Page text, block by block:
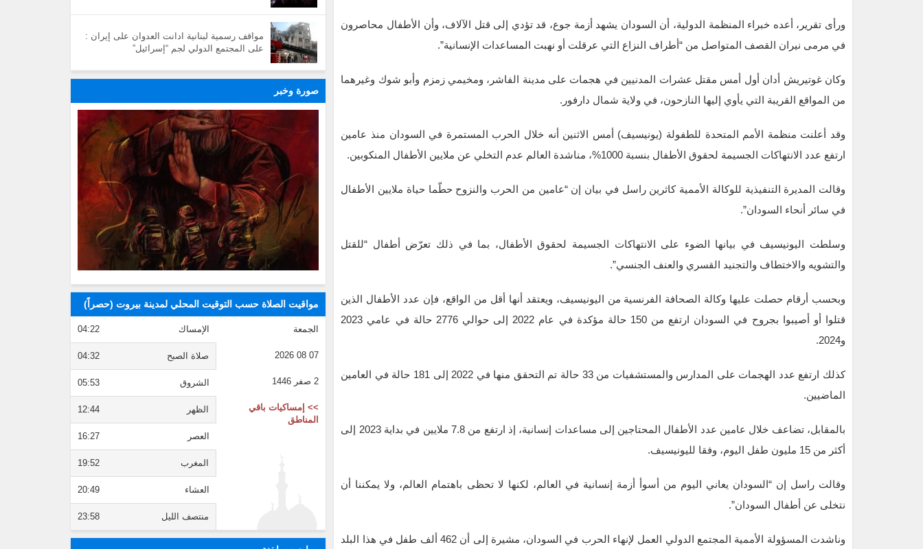
ورأى تقرير، أعده خبراء المنظمة الدولية، أن السودان يشهد أزمة جوع، قد تؤدي إلى قتل الآلاف، وأن الأطفال محاصرون
في مرمى نيران القصف المتواصل من “أطراف النزاع التي عرقلت أو نهبت المساعدات الإنسانية”.
وكان غوتيريش أدان أول أمس مقتل عشرات المدنيين في هجمات على مدينة الفاشر، ومخيمي زمزم وأبو شوك وغيرهما
من المواقع القريبة التي يأوي إليها النازحون، في ولاية شمال دارفور.
وقد أعلنت منظمة الأمم المتحدة للطفولة (يونيسيف) أمس الاثنين أنه خلال الحرب المستمرة في السودان منذ عامين
ارتفع عدد الانتهاكات الجسيمة لحقوق الأطفال بنسبة 1000%، مناشدة العالم عدم التخلي عن ملايين الأطفال المنكوبين.
وقالت المديرة التنفيذية للوكالة الأممية كاثرين راسل في بيان إن “عامين من الحرب والنزوح حطّما حياة ملايين الأطفال
في سائر أنحاء السودان”.
وسلطت اليونيسيف في بيانها الضوء على الانتهاكات الجسيمة لحقوق الأطفال، بما في ذلك تعرّض أطفال “للقتل
والتشويه والاختطاف والتجنيد القسري والعنف الجنسي”.
وبحسب أرقام حصلت عليها وكالة الصحافة الفرنسية من اليونيسيف، ويعتقد أنها أقل من الواقع، فإن عدد الأطفال الذين
قتلوا أو أصيبوا بجروح في السودان ارتفع من 150 حالة مؤكدة في عام 2022 إلى حوالي 2776 حالة في عامي 2023
و2024.
كذلك ارتفع عدد الهجمات على المدارس والمستشفيات من 33 حالة تم التحقق منها في 2022 إلى 181 حالة في العامين
الماضيين.
بالمقابل، تضاعف خلال عامين عدد الأطفال المحتاجين إلى مساعدات إنسانية، إذ ارتفع من 7.8 ملايين في بداية 2023 إلى
أكثر من 15 مليون طفل اليوم، وفقا لليونيسيف.
وقالت راسل إن “السودان يعاني اليوم من أسوأ أزمة إنسانية في العالم، لكنها لا تحظى باهتمام العالم، ولا يمكننا أن
نتخلى عن أطفال السودان”.
وناشدت المسؤولة الأممية المجتمع الدولي العمل لإنهاء الحرب في السودان، مشيرة إلى أن 462 ألف طفل في هذا البلد
مواقف رسمية لبنانية ادانت العدوان على إيران :
على المجتمع الدولي لجم “إسرائيل”
صورة وخبر
مواقيت الصلاة حسب التوقيت المحلي لمدينة بيروت (حصراً)
الجمعة
07 08 2026
2 صفر 1446
>> إمساكيات باقي
المناطق
الإمساك 04:22
صلاة الصبح 04:32
الشروق 05:53
الظهر 12:44
العصر 16:27
المغرب 19:52
العشاء 20:49
منتصف الليل 23:58